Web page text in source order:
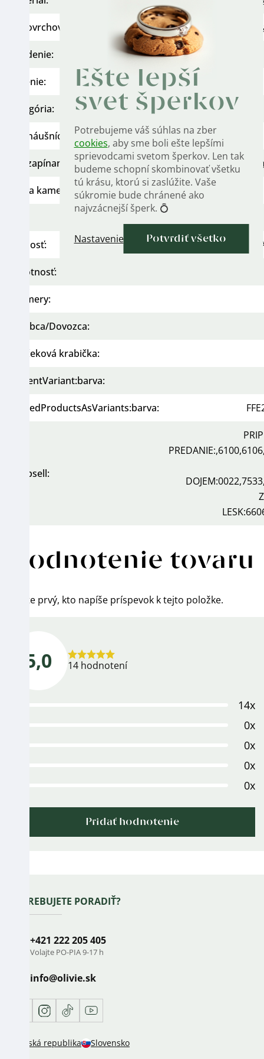
Ešte lepší
svet šperkov
Potrebujeme váš súhlas na zber
cookies, aby sme boli ešte lepšími
sprievodcami svetom šperkov. Len tak
budeme schopní skombinovať všetku
tú krásu, ktorú si zaslúžite. Vaše
súkromie bude chránené ako
najvzácnejší šperk. 💍
Nastavenie Potvrdiť všetko
Povrchová úprava
Osadenie:
Určenie:
Kategória:
Typ náušníc
Typ zapínania
Farba kameňa
Rýdzosť:
Hmotnosť:
Rozmery:
Výrobca/Dovozca:
Darčeková krabička:
currentVariant:barva:
relatedProductsAsVariants:barva:
upsell:
Hodnotenie tovaru
Buďte prvý, kto napíše príspevok k tejto položke.
5,0
Priemerné
14 hodnotení
14x
0x
0x
0x
0x
Pridať hodnotenie
Zápätie
POTREBUJETE PORADIŤ?
+421 222 205 405
Volajte PO-PIA 9-17 h
info@olivie.sk
Facebook
Instagram
TikTokYoutube
Česká republika Slovensko